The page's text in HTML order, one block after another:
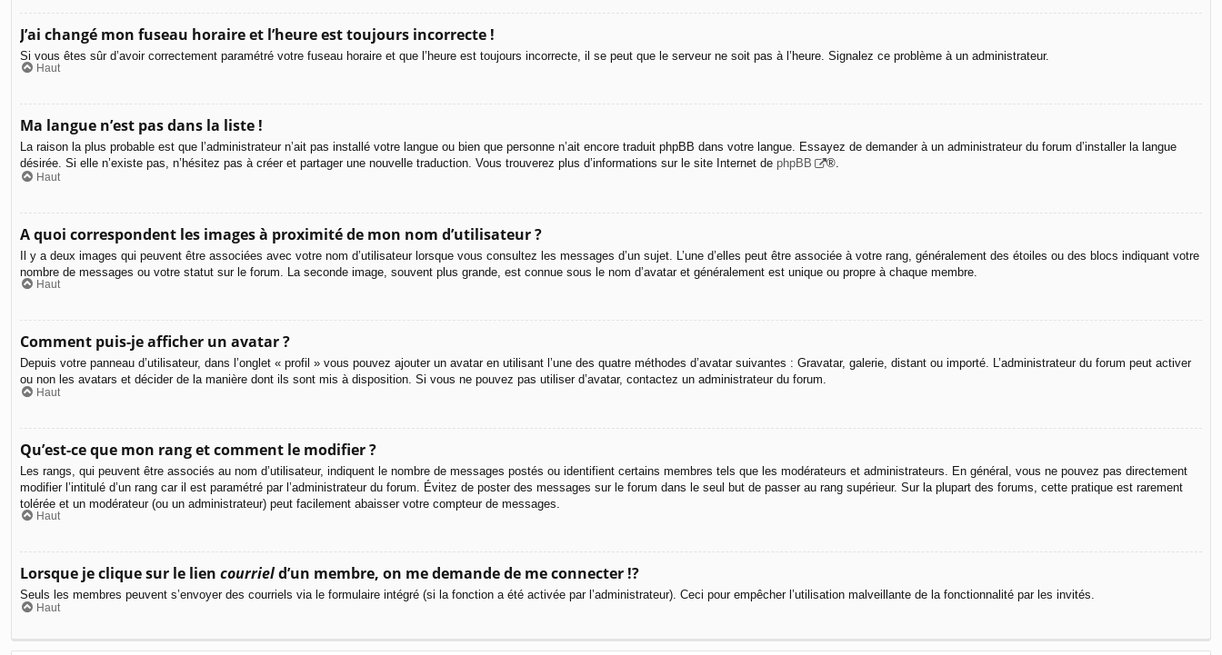
J’ai changé mon fuseau horaire et l’heure est toujours incorrecte !
Si vous êtes sûr d’avoir correctement paramétré votre fuseau horaire et que l’heure est toujours incorrecte, il se peut que le serveur ne soit pas à l’heure. Signalez ce problème à un administrateur.
Haut
Ma langue n’est pas dans la liste !
La raison la plus probable est que l’administrateur n’ait pas installé votre langue ou bien que personne n’ait encore traduit phpBB dans votre langue. Essayez de demander à un administrateur du forum d’installer la langue
désirée. Si elle n’existe pas, n’hésitez pas à créer et partager une nouvelle traduction. Vous trouverez plus d’informations sur le site Internet de phpBB ®.
Haut
A quoi correspondent les images à proximité de mon nom d’utilisateur ?
Il y a deux images qui peuvent être associées avec votre nom d’utilisateur lorsque vous consultez les messages d’un sujet. L’une d’elles peut être associée à votre rang, généralement des étoiles ou des blocs indiquant votre
nombre de messages ou votre statut sur le forum. La seconde image, souvent plus grande, est connue sous le nom d’avatar et généralement est unique ou propre à chaque membre.
Haut
Comment puis-je afficher un avatar ?
Depuis votre panneau d’utilisateur, dans l’onglet « profil » vous pouvez ajouter un avatar en utilisant l’une des quatre méthodes d’avatar suivantes : Gravatar, galerie, distant ou importé. L’administrateur du forum peut activer
ou non les avatars et décider de la manière dont ils sont mis à disposition. Si vous ne pouvez pas utiliser d’avatar, contactez un administrateur du forum.
Haut
Qu’est-ce que mon rang et comment le modifier ?
Les rangs, qui peuvent être associés au nom d’utilisateur, indiquent le nombre de messages postés ou identifient certains membres tels que les modérateurs et administrateurs. En général, vous ne pouvez pas directement
modifier l’intitulé d’un rang car il est paramétré par l’administrateur du forum. Évitez de poster des messages sur le forum dans le seul but de passer au rang supérieur. Sur la plupart des forums, cette pratique est rarement
tolérée et un modérateur (ou un administrateur) peut facilement abaisser votre compteur de messages.
Haut
Lorsque je clique sur le lien courrield’un membre, on me demande de me connecter !?
Seuls les membres peuvent s’envoyer des courriels via le formulaire intégré (si la fonction a été activée par l’administrateur). Ceci pour empêcher l’utilisation malveillante de la fonctionnalité par les invités.
Haut